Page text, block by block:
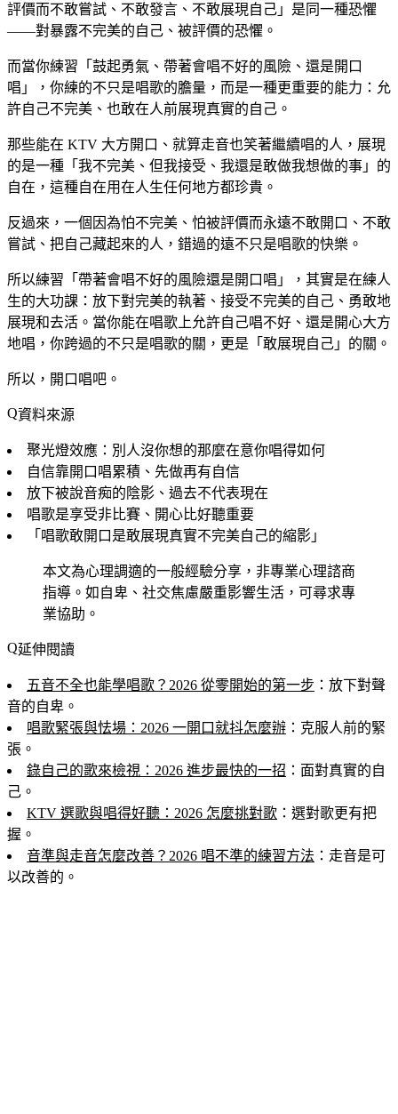
評價而不敢嘗試、不敢發言、不敢展現自己」是同一種恐懼
——對暴露不完美的自己、被評價的恐懼。
而當你練習「鼓起勇氣、帶著會唱不好的風險、還是開口
唱」，你練的不只是唱歌的膽量，而是一種更重要的能力：允
許自己不完美、也敢在人前展現真實的自己。
那些能在 KTV 大方開口、就算走音也笑著繼續唱的人，展現
的是一種「我不完美、但我接受、我還是敢做我想做的事」的
自在，這種自在用在人生任何地方都珍貴。
反過來，一個因為怕不完美、怕被評價而永遠不敢開口、不敢
嘗試、把自己藏起來的人，錯過的遠不只是唱歌的快樂。
所以練習「帶著會唱不好的風險還是開口唱」，其實是在練人
生的大功課：放下對完美的執著、接受不完美的自己、勇敢地
展現和去活。當你能在唱歌上允許自己唱不好、還是開心大方
地唱，你跨過的不只是唱歌的關，更是「敢展現自己」的關。
所以，開口唱吧。
資料來源
聚光燈效應：別人沒你想的那麼在意你唱得如何
自信靠開口唱累積、先做再有自信
放下被說音痴的陰影、過去不代表現在
唱歌是享受非比賽、開心比好聽重要
「唱歌敢開口是敢展現真實不完美自己的縮影」
本文為心理調適的一般經驗分享，非專業心理諮商
指導。如自卑、社交焦慮嚴重影響生活，可尋求專
業協助。
延伸閱讀
五音不全也能學唱歌？2026 從零開始的第一步 ：放下對聲
音的自卑。
唱歌緊張與怯場：2026 一開口就抖怎麼辦 ：克服人前的緊
張。
錄自己的歌來檢視：2026 進步最快的一招 ：面對真實的自
己。
KTV 選歌與唱得好聽：2026 怎麼挑對歌 ：選對歌更有把
握。
音準與走音怎麼改善？2026 唱不準的練習方法 ：走音是可
以改善的。